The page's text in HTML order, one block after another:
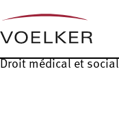
Droit médical et social